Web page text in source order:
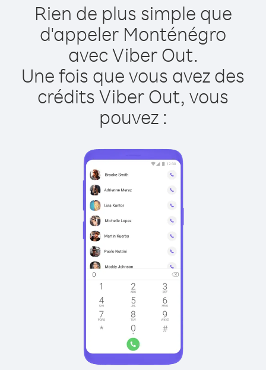
Rien de plus simple que
d'appeler Monténégro
avec Viber Out.
Une fois que vous avez des
crédits Viber Out, vous
pouvez :